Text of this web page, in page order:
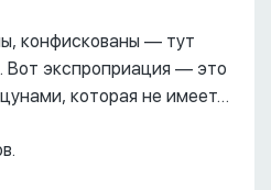
конфискованы –– тут
Вот экспроприация –– это
которая не имеет…